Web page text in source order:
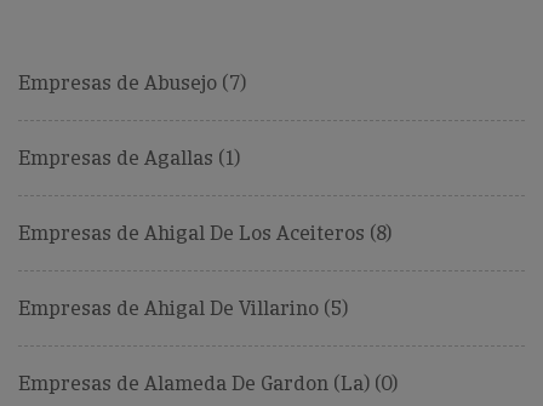
Empresas de Abusejo (7)
Empresas de Agallas (1)
Empresas de Ahigal De Los Aceiteros (8)
Empresas de Ahigal De Villarino (5)
Empresas de Alameda De Gardon (La) (0)